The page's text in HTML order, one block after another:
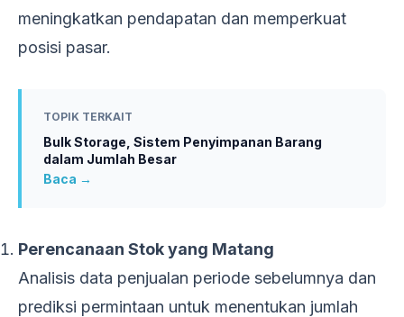
meningkatkan pendapatan dan memperkuat
posisi pasar.
TOPIK TERKAIT
Bulk Storage, Sistem Penyimpanan Barang
dalam Jumlah Besar
Baca →
Perencanaan Stok yang Matang
Analisis data penjualan periode sebelumnya dan
prediksi permintaan untuk menentukan jumlah